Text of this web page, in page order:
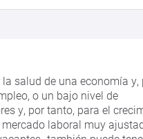
salud de una economía y,
o un bajo nivel de
y, por tanto, para el
laboral muy